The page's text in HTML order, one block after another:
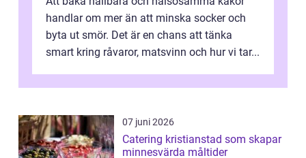
handlar om mer än att minska socker och
byta ut smör. Det är en chans att tänka
smart kring råvaror, matsvinn och hur vi tar...
07 juni 2026
Catering kristianstad som skapar
minnesvärda måltider